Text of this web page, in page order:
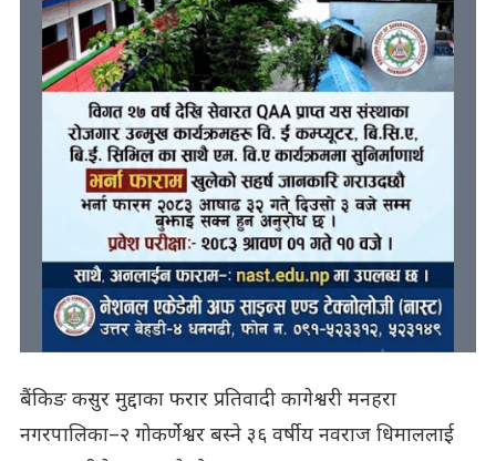
बैंकिङ कसुर मुद्दाका फरार प्रतिवादी कागेश्वरी मनहरा
नगरपालिका–२ गोकर्णेश्वर बस्ने ३६ वर्षीय नवराज धिमाललाई